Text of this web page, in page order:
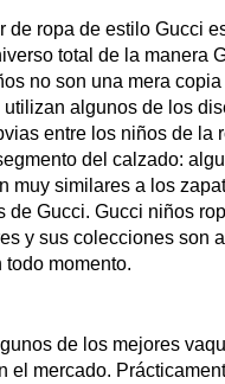
de ropa de estilo Gucci
total de la manera
no son una mera
algunos de los
entre los niños de la
del calzado:
muy similares a los
de Gucci. Gucci niños
y sus colecciones son
todo momento.
de los mejores
el mercado.